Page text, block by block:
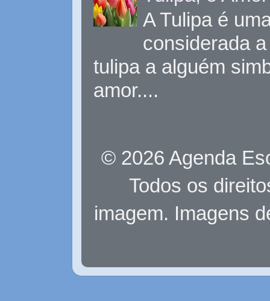
A Tulipa é
considerada
tulipa a alguém
amor....
© 2026 Agenda
Todos os
imagem. Imagens